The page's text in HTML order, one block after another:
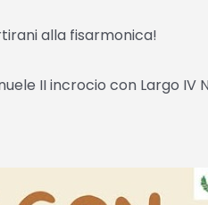
alla fisarmonica!
II incrocio con Largo IV